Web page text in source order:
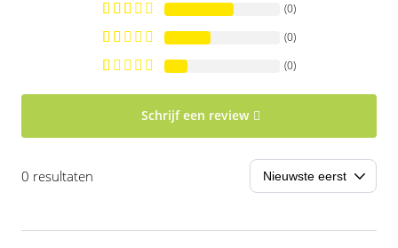
(0)
(0)
(0)
Schrijf een review
0 resultaten